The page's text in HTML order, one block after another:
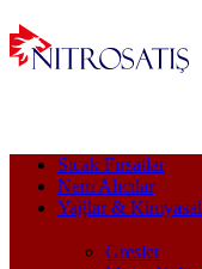
Sıcak Fırsatlar
Nem Alıcılar
Yağlar &
Gresler